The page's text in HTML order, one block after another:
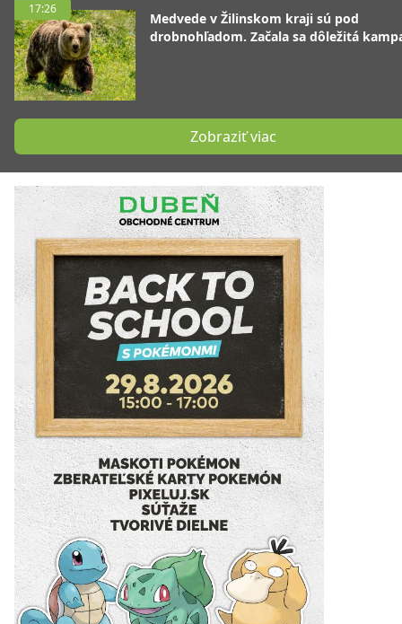
17:26
Medvede v Žilinskom kraji sú pod
drobnohľadom. Začala sa dôležitá
Zobraziť viac